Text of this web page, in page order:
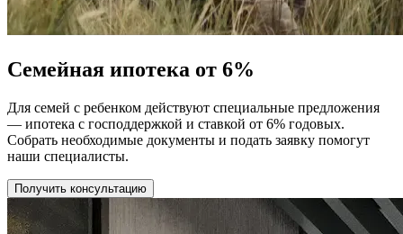
Семейная ипотека от 6%
Для семей с ребенком действуют специальные предложения
— ипотека с господдержкой и ставкой от 6% годовых.
Собрать необходимые документы и подать заявку помогут
наши специалисты.
Получить консультацию